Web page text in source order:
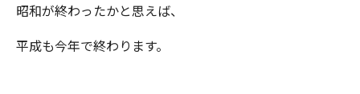
昭和が終わったかと思えば、
平成も今年で終わります。